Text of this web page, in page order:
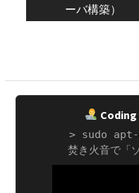
ビ
シ
ーバ構築）
Coding
> sudo
焚き火音で「